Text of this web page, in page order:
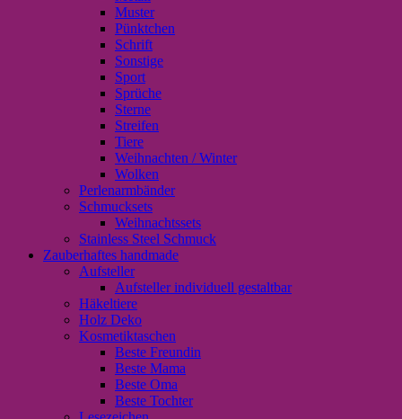
Muster
Pünktchen
Schrift
Sonstige
Sport
Sprüche
Sterne
Streifen
Tiere
Weihnachten / Winter
Wolken
Perlenarmbänder
Schmucksets
Weihnachtssets
Stainless Steel Schmuck
Zauberhaftes handmade
Aufsteller
Aufsteller individuell gestaltbar
Häkeltiere
Holz Deko
Kosmetiktaschen
Beste Freundin
Beste Mama
Beste Oma
Beste Tochter